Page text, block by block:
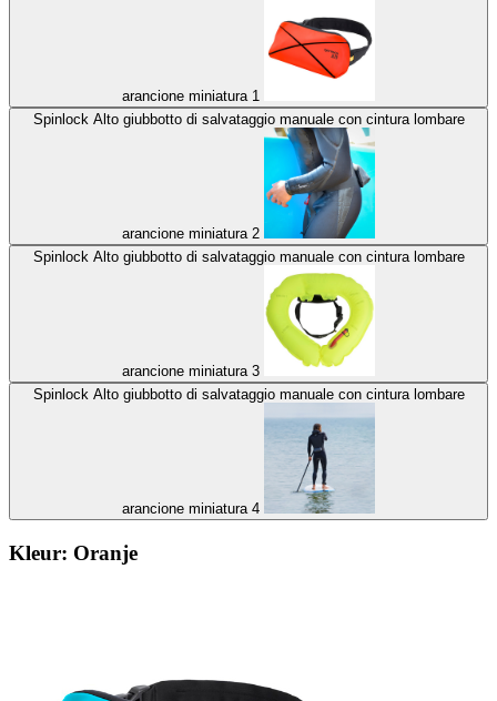
arancione miniatura 1
Spinlock Alto giubbotto di salvataggio manuale con cintura lombare
arancione miniatura 2
Spinlock Alto giubbotto di salvataggio manuale con cintura lombare
arancione miniatura 3
Spinlock Alto giubbotto di salvataggio manuale con cintura lombare
arancione miniatura 4
Kleur: Oranje